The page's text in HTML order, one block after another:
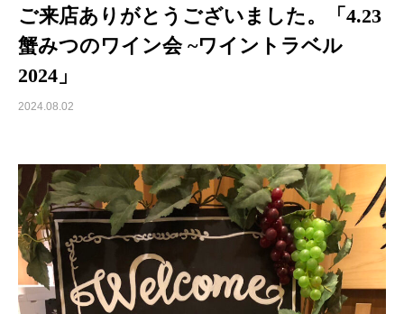
ご来店ありがとうございました。「4.23
蟹みつのワイン会 ~ワイントラベル
2024」
2024.08.02